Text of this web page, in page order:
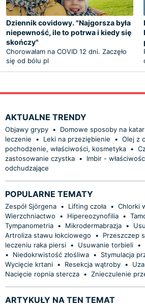
Dziennik covidowy. "Najgorsza była
niepewność, ile to potrwa i kiedy się
skończy"
Chorowałam na COVID 12 dni. Zaczęło
się od bólu pl
AKTUALNE TRENDY
Objawy grypy • Domowe sposoby na katar
leczenie
• Leki na przeziębienie • Olej z
pochodzenie, właściwości, kosmetyka •
zastosowanie czystka •
Imbir -
odchudzające
POPULARNE TEMATY
Zespół Sjörgena • Lifting czoła • Chlorki
Wierzchniactwo
• Hipereozynofilia •
Tympanometria • Mikrodermabrazja •
Artroliza stawu łokciowego
•
Przeszczep
leczeniu raka piersi • Usuwanie torbieli •
•
Niedokrwistość złośliwa • Stymulacja
Wycięcie krtani • Resekcja wątroby •
Nacięcie ropnia stercza • Znieczulenie
ARTYKUŁY NA TEN TEMAT